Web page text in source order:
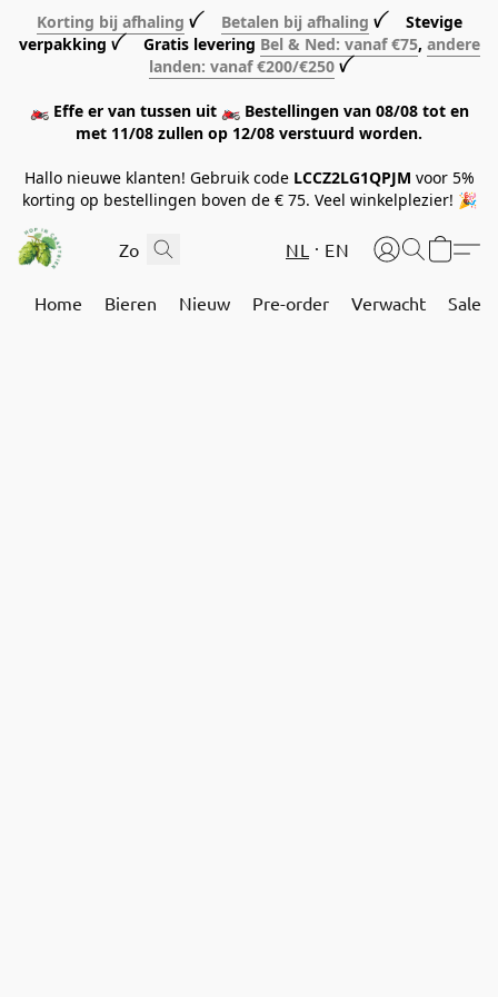
Korting bij afhaling ꪜ Betalen bij afhaling ꪜ Stevige
verpakking ꪜ Gratis levering Bel & Ned: vanaf €75, andere
landen: vanaf €200/€250 ꪜ
🏍️ Effe er van tussen uit 🏍️ Bestellingen van 08/08 tot en
met 11/08 zullen op 12/08 verstuurd worden.
Hallo nieuwe klanten! Gebruik code LCCZ2LG1QPJM voor 5%
korting op bestellingen boven de € 75. Veel winkelplezier! 🎉
NL EN
Home Bieren Nieuw Pre-order Verwacht Sale